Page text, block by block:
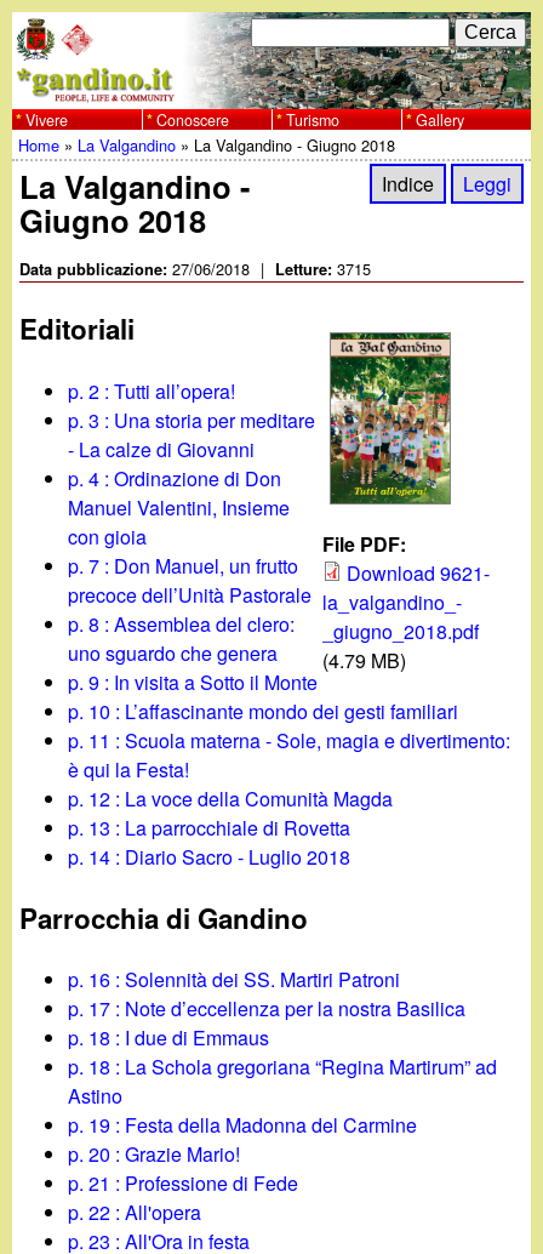
al
contenuto
principale
w
w
w
.
t
F
o
r
i
c
e
r
c
a
C
e
r
c
a
Vivere Conoscere Turismo Gallery
Tu
sei
qui
Home » La Valgandino » La Valgandino - Giugno 2018
Indice Leggi
La Valgandino -
Giugno 2018
Data pubblicazione:27/06/2018 | Letture:3715
File PDF:
Download 9621-
la_valgandino_-
_giugno_2018.pdf
(4.79 MB)
Editoriali
p. 2 : Tutti all’opera!
p. 3 : Una storia per meditare
- La calze di Giovanni
p. 4 : Ordinazione di Don
Manuel Valentini, Insieme
con gioia
p. 7 : Don Manuel, un frutto
precoce dell’Unità Pastorale
p. 8 : Assemblea del clero:
uno sguardo che genera
p. 9 : In visita a Sotto il Monte
p. 10 : L’affascinante mondo dei gesti familiari
p. 11 : Scuola materna - Sole, magia e divertimento:
è qui la Festa!
p. 12 : La voce della Comunità Magda
p. 13 : La parrocchiale di Rovetta
p. 14 : Diario Sacro - Luglio 2018
Parrocchia di Gandino
p. 16 : Solennità dei SS. Martiri Patroni
p. 17 : Note d’eccellenza per la nostra Basilica
p. 18 : I due di Emmaus
p. 18 : La Schola gregoriana “Regina Martirum” ad
Astino
p. 19 : Festa della Madonna del Carmine
p. 20 : Grazie Mario!
p. 21 : Professione di Fede
p. 22 : All'opera
p. 23 : All'Ora in festa